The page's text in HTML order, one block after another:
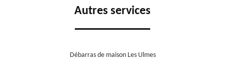
Autres services
Débarras de maison Les Ulmes